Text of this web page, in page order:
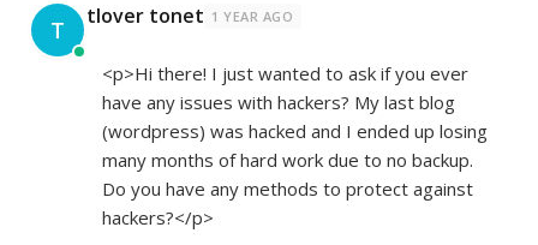
T tlover tonet 1 YEAR AGO
<p>Hi there! I just wanted to ask if you ever
have any issues with hackers? My last blog
(wordpress) was hacked and I ended up losing
many months of hard work due to no backup.
Do you have any methods to protect against
hackers?</p>